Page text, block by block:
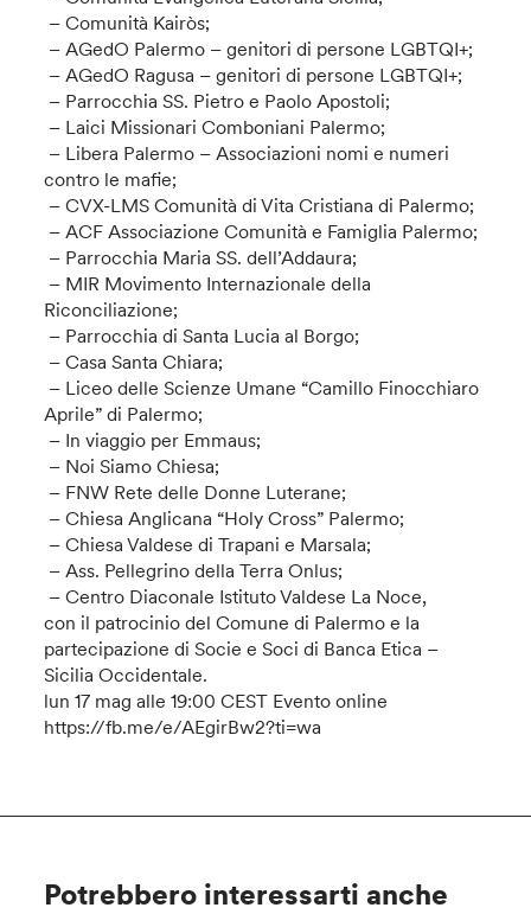
– Comunità Kairòs;
– AGedO Palermo – genitori di persone LGBTQI+;
– AGedO Ragusa – genitori di persone LGBTQI+;
– Parrocchia SS. Pietro e Paolo Apostoli;
– Laici Missionari Comboniani Palermo;
– Libera Palermo – Associazioni nomi e numeri
contro le mafie;
– CVX-LMS Comunità di Vita Cristiana di Palermo;
– ACF Associazione Comunità e Famiglia Palermo;
– Parrocchia Maria SS. dell’Addaura;
– MIR Movimento Internazionale della
Riconciliazione;
– Parrocchia di Santa Lucia al Borgo;
– Casa Santa Chiara;
– Liceo delle Scienze Umane “Camillo Finocchiaro
Aprile” di Palermo;
– In viaggio per Emmaus;
– Noi Siamo Chiesa;
– FNW Rete delle Donne Luterane;
– Chiesa Anglicana “Holy Cross” Palermo;
– Chiesa Valdese di Trapani e Marsala;
– Ass. Pellegrino della Terra Onlus;
– Centro Diaconale Istituto Valdese La Noce,
con il patrocinio del Comune di Palermo e la
partecipazione di Socie e Soci di Banca Etica –
Sicilia Occidentale.
lun 17 mag alle 19:00 CEST Evento online
https://fb.me/e/AEgirBw2?ti=wa
Potrebbero interessarti anche